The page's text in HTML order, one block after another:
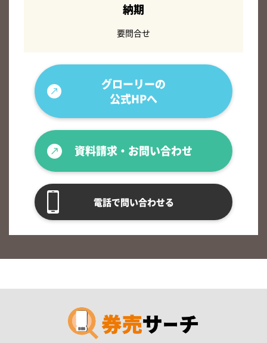
納期
要問合せ
グローリーの
公式HPへ
資料請求・お問い合わせ
電話で問い合わせる